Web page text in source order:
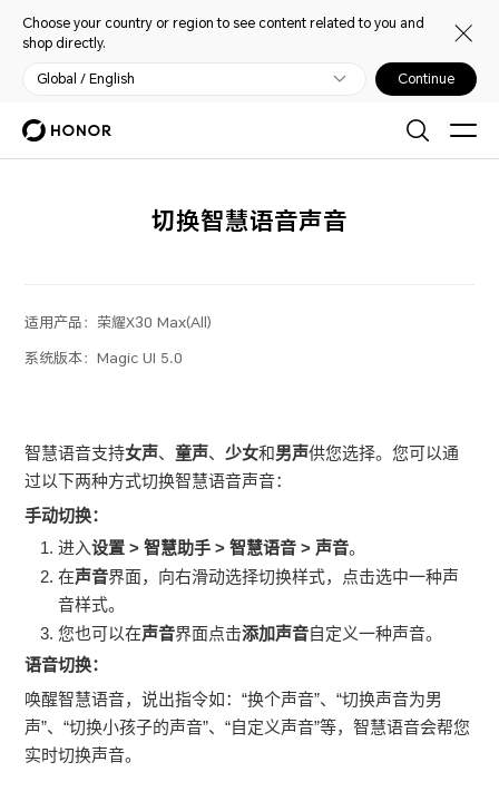
Choose your country or region to see content related to you and
shop directly.
Global / English Continue
切换智慧语音声音
适用产品： 荣耀X30 Max(All)
系统版本：Magic UI 5.0
智慧语音支持女声、童声、 少女和男声供您选择。您可以通
过以下两种方式切换智慧语音声音：
手动切换：
进入设置 >智慧助手 >智慧语音 > 声音。
在声音界面，向右滑动选择切换样式，点击选中一种声
音样式。
您也可以在声音界面点击添加声音自定义一种声音。
语音切换：
唤醒智慧语音，说出指令如：“换个声音”、“切换声音为男
声”、“切换小孩子的声音”、“自定义声音”等，智慧语音会帮您
实时切换声音。